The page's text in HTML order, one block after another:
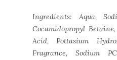
Ingredients: Aqua,
Cocamidopropyl
Acid, Pottasium
Fragrance, Sodium